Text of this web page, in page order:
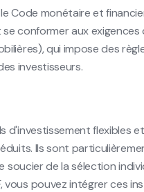
le Code monétaire et
conformer aux
qui impose des
investisseurs.
d'investissement flexibles
Ils sont
soucier de la sélection
vous pouvez intégrer ces